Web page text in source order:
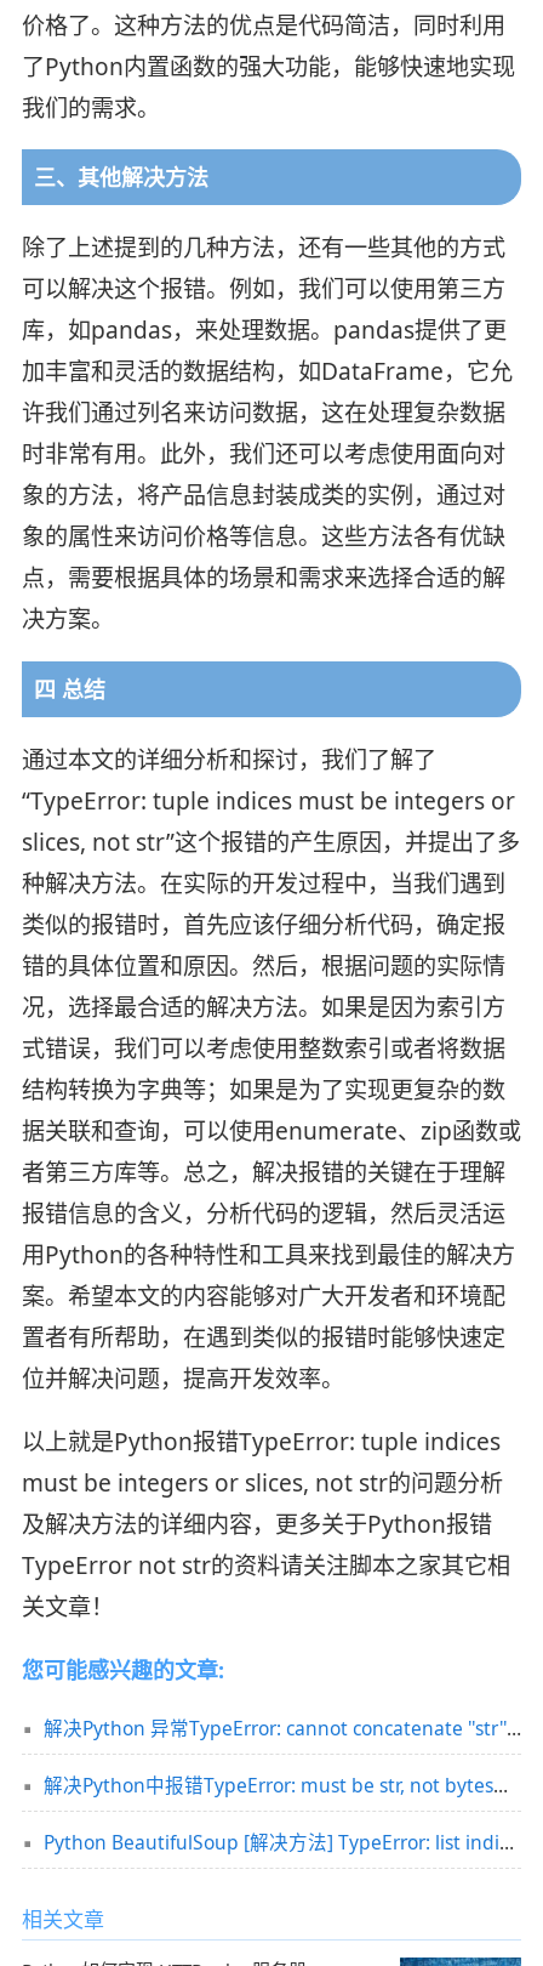
价格了。这种方法的优点是代码简洁，同时利用
了Python内置函数的强大功能，能够快速地实现
我们的需求。
三、其他解决方法
除了上述提到的几种方法，还有一些其他的方式
可以解决这个报错。例如，我们可以使用第三方
库，如pandas，来处理数据。pandas提供了更
加丰富和灵活的数据结构，如DataFrame，它允
许我们通过列名来访问数据，这在处理复杂数据
时非常有用。此外，我们还可以考虑使用面向对
象的方法，将产品信息封装成类的实例，通过对
象的属性来访问价格等信息。这些方法各有优缺
点，需要根据具体的场景和需求来选择合适的解
决方案。
四 总结
通过本文的详细分析和探讨，我们了解了
“TypeError: tuple indices must be integers or
slices, not str”这个报错的产生原因，并提出了多
种解决方法。在实际的开发过程中，当我们遇到
类似的报错时，首先应该仔细分析代码，确定报
错的具体位置和原因。然后，根据问题的实际情
况，选择最合适的解决方法。如果是因为索引方
式错误，我们可以考虑使用整数索引或者将数据
结构转换为字典等；如果是为了实现更复杂的数
据关联和查询，可以使用enumerate、zip函数或
者第三方库等。总之，解决报错的关键在于理解
报错信息的含义，分析代码的逻辑，然后灵活运
用Python的各种特性和工具来找到最佳的解决方
案。希望本文的内容能够对广大开发者和环境配
置者有所帮助，在遇到类似的报错时能够快速定
位并解决问题，提高开发效率。
以上就是Python报错TypeError: tuple indices
must be integers or slices, not str的问题分析
及解决方法的详细内容，更多关于Python报错
TypeError not str的资料请关注脚本之家其它相
关文章！
您可能感兴趣的文章:
解决Python 异常TypeError: cannot concatenate ''str'' and ''int'' objects
解决Python中报错TypeError: must be str, not bytes问题
Python BeautifulSoup [解决方法] TypeError: list indices must be integers or slices, not str
相关文章